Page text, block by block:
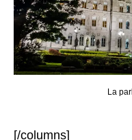
La
[/columns]